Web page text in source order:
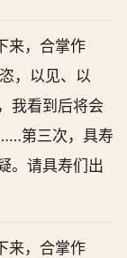
来，合掌作
，以见、以
我看到后将会
第三次，具寿
。请具寿们出
来，合掌作